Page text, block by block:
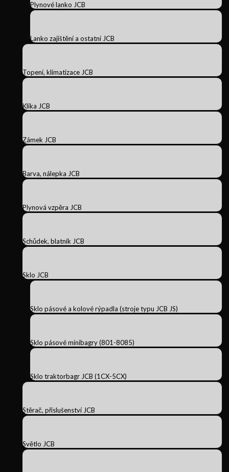
Plynové lanko JCB
Lanko zajištění a ostatní JCB
Topení, klimatizace JCB
Klika JCB
Zámek JCB
Barva, nálepka JCB
Plynová vzpěra JCB
Schůdek, blatník JCB
Sklo JCB
Sklo pásové a kolové rýpadla (stroje typu JCB JS)
Sklo pásové minibagry (801-8085)
Sklo traktorbagr JCB (1CX-5CX)
Stěrač, příslušenství JCB
Světlo JCB